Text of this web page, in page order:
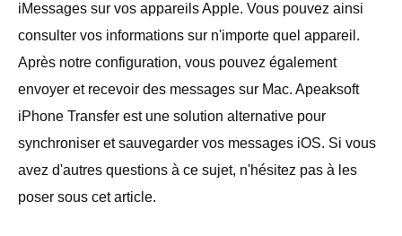
iMessages sur vos appareils Apple. Vous pouvez ainsi
consulter vos informations sur n'importe quel appareil.
Après notre configuration, vous pouvez également
envoyer et recevoir des messages sur Mac. Apeaksoft
iPhone Transfer est une solution alternative pour
synchroniser et sauvegarder vos messages iOS. Si vous
avez d'autres questions à ce sujet, n'hésitez pas à les
poser sous cet article.